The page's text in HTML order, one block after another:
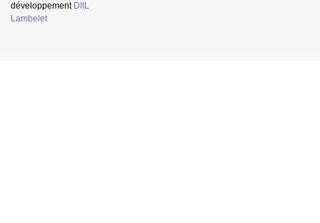
développement DIIL
Lambelet